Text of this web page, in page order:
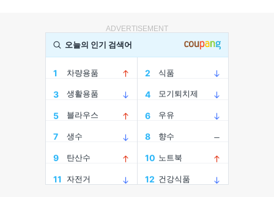
ADVERTISEMENT